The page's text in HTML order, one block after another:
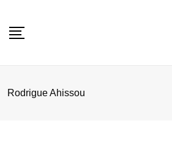
Rodrigue Ahissou